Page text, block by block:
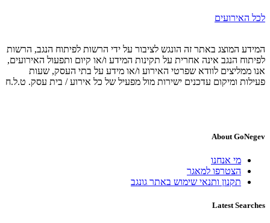
לכל האירועים
המידע המוצג באתר זה הונגש לציבור על ידי הרשות לפיתוח הנגב, הרשות
לפיתוח הנגב אינה אחרית על תקינות המידע ו/או קיום ותפעול האירועים,
אנו ממליצים לוודא שפרטי האירוע ו/או מידע על בתי העסק, שעות
פעילות ומיקום עדכנים ישירות מול מפעיל של כל אירוע / בית עסק. ט.ל.ח
About GoNegev
מי אנחנו
הצטרפו למאגר
תקנון ותנאי שימוש באתר גונגב
Latest Searches